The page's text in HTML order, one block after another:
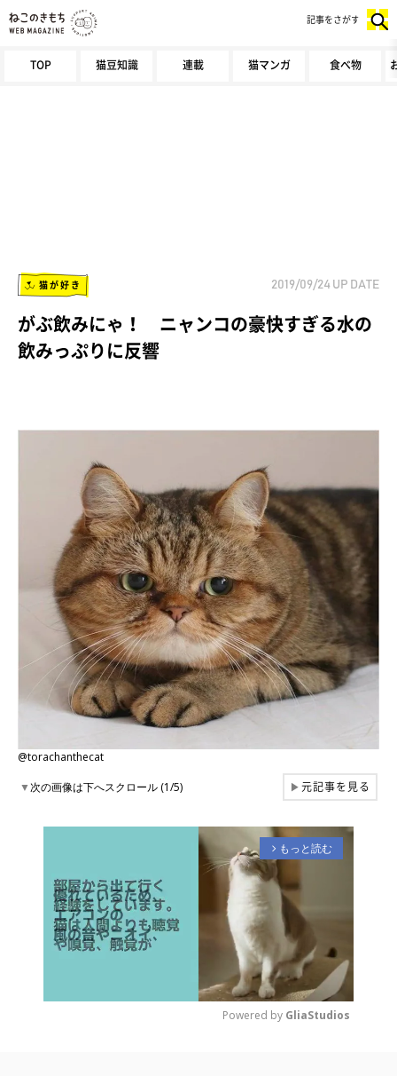
TOP 猫豆知識 連載 猫マンガ 食べ物
記事をさがす
猫が好き 2019/09/24 UP DATE
がぶ飲みにゃ！ ニャンコの豪快すぎる水の
飲みっぷりに反響
@torachanthecat
▼次の画像は下へスクロール (1/5) ▶元記事を見る
arrow_forward_ios もっと読む
Powered by GliaStudios